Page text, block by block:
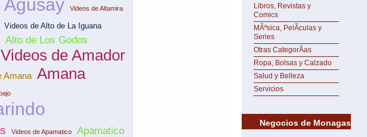
Agusay Videos de Altamira
Videos de Alto de La Iguana
Alto de Los Godos
Videos de Amador
Amana Amana
Videos de Apamatico Apamatico
Libros, Revistas y
Comics
MÃºsica, PelÃ­culas y
Series
Otras CategorÃ­as
Ropa, Bolsas y Calzado
Salud y Belleza
Servicios
Negocios de Monagas